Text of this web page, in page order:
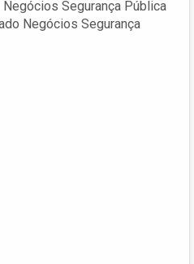
Segurança Pública
Negócios Segurança